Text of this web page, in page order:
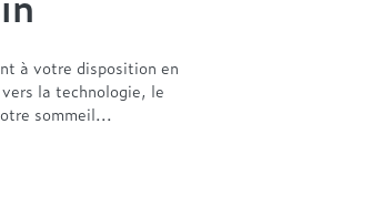
à votre disposition en
la technologie, le
sommeil...